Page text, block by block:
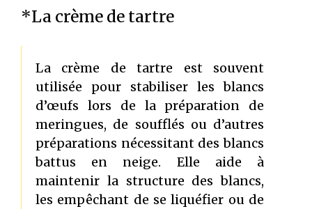
*La crème de tartre
La crème de tartre est souvent
utilisée pour stabiliser les blancs
d’œufs lors de la préparation de
meringues, de soufflés ou d’autres
préparations nécessitant des blancs
battus en neige. Elle aide à
maintenir la structure des blancs,
les empêchant de se liquéfier ou de